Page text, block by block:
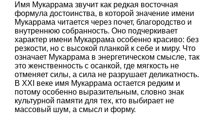
Имя Мукаррама звучит как редкая восточная
формула достоинства, в которой значение имени
Мукаррама читается через почет, благородство и
внутреннюю собранность. Оно подчеркивает
характер имени Мукаррама особенно красиво: без
резкости, но с высокой планкой к себе и миру. Что
означает Мукаррама в энергетическом смысле, так
это женственность с осанкой, где мягкость не
отменяет силы, а сила не разрушает деликатность.
В XXI веке имя Мукаррама остается редким и
потому особенно выразительным, словно знак
культурной памяти для тех, кто выбирает не
массовый шум, а смысл и форму.